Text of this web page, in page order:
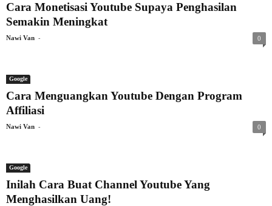
Cara Monetisasi Youtube Supaya Penghasilan
Semakin Meningkat
Nawi Van - 0
Google
Cara Menguangkan Youtube Dengan Program
Affiliasi
Nawi Van - 0
Google
Inilah Cara Buat Channel Youtube Yang
Menghasilkan Uang!